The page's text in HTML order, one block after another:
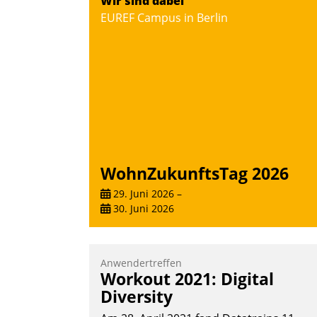
EUREF Campus in Berlin
WohnZukunftsTag 2026
29. Juni 2026 –
30. Juni 2026
Anwendertreffen
Workout 2021: Digital
Diversity